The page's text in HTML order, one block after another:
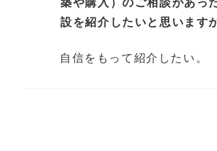
築や購入）のご相談があっ
設を紹介したいと思います
自信をもって紹介したい。